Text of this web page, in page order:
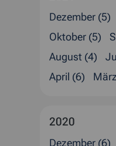
Dezember (5)
Oktober (5)
August (4)
April (6)
2020
Dezember (6)